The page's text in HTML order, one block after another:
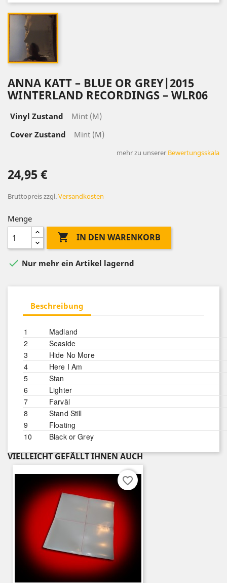
ANNA KATT – BLUE OR GREY|2015
WINTERLAND RECORDINGS – WLR06
Vinyl Zustand
Mint (M)
Cover Zustand
Mint (M)
mehr zu unserer Bewertungsskala
24,95 €
Bruttopreiszzgl.Versandkosten
Menge
 IN DEN WARENKORB
 Nur mehr ein Artikel lagernd
Beschreibung
1
Madland
2
Seaside
3
Hide No More
4
Here I Am
5
Stan
6
Lighter
7
Farväl
8
Stand Still
9
Floating
10
Black or Grey
VIELLEICHT GEFÄLLT IHNEN AUCH
favorite_border